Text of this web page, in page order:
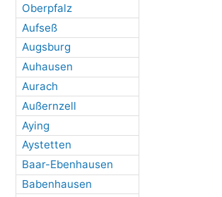
Oberpfalz
Aufseß
Augsburg
Auhausen
Aurach
Außernzell
Aying
Aystetten
Baar-Ebenhausen
Babenhausen